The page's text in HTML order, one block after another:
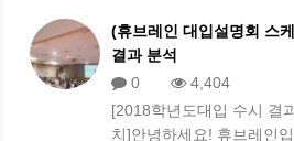
(휴브레인 대입설명회 스
결과 분석
0
4,404
[2018학년도대입 수시 결
치]안녕하세요! 휴브레인